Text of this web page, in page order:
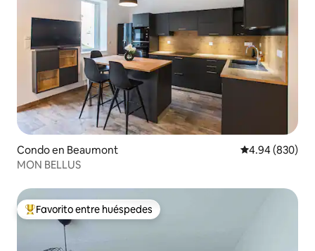
Condo en Beaumont Calificación
4.94 (830)
MON BELLUS
Favorito entre huéspedes preferido
Favorito entre huéspedes